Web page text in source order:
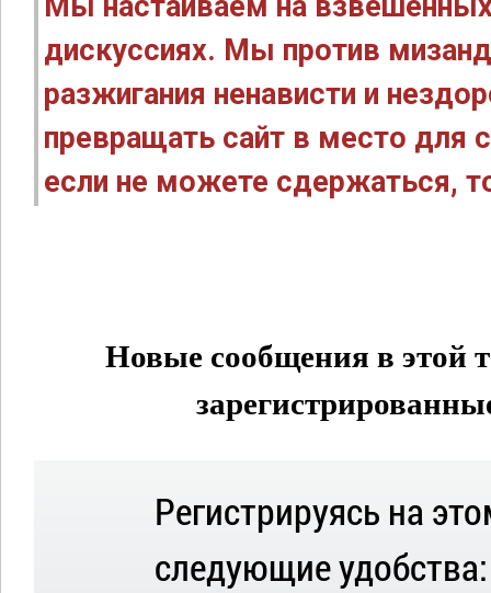
дискуссиях. Мы против
разжигания ненависти и
превращать сайт в место для
если не можете сдержаться,
Новые сообщения в этой
Регистрируясь на
следующие удобства: